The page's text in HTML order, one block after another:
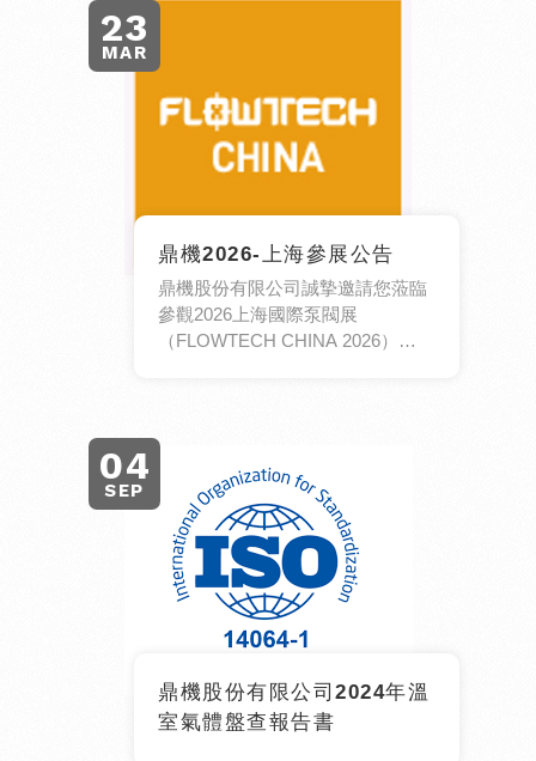
23
MAR
鼎機2026-上海參展公告
鼎機股份有限公司誠摯邀請您蒞臨
參觀2026上海國際泵閥展
（FLOWTECH CHINA 2026）
04
SEP
鼎機股份有限公司2024年溫
室氣體盤查報告書